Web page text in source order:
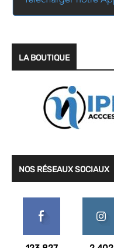
LA BOUTIQUE
NOS RÉSEAUX SOCIAUX